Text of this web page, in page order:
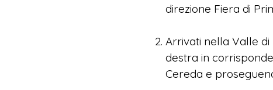
direzione Fiera di
Arrivati nella Valle
destra in
Cereda e